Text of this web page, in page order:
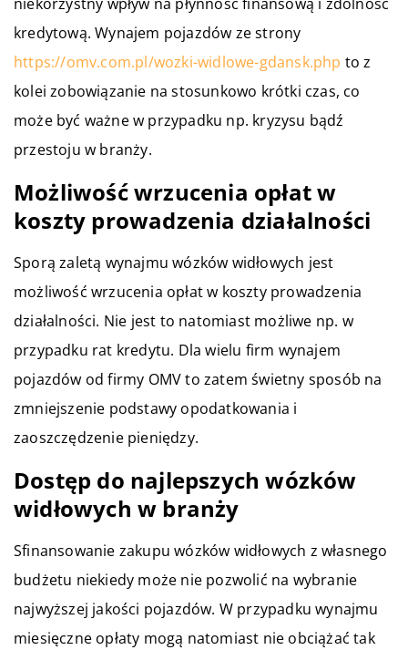
kredytową. Wynajem pojazdów ze strony
https://omv.com.pl/wozki-widlowe-gdansk.php to z
kolei zobowiązanie na stosunkowo krótki czas, co
może być ważne w przypadku np. kryzysu bądź
przestoju w branży.
Możliwość wrzucenia opłat w
koszty prowadzenia działalności
Sporą zaletą wynajmu wózków widłowych jest
możliwość wrzucenia opłat w koszty prowadzenia
działalności. Nie jest to natomiast możliwe np. w
przypadku rat kredytu. Dla wielu firm wynajem
pojazdów od firmy OMV to zatem świetny sposób na
zmniejszenie podstawy opodatkowania i
zaoszczędzenie pieniędzy.
Dostęp do najlepszych wózków
widłowych w branży
Sfinansowanie zakupu wózków widłowych z własnego
budżetu niekiedy może nie pozwolić na wybranie
najwyższej jakości pojazdów. W przypadku wynajmu
miesięczne opłaty mogą natomiast nie obciążać tak